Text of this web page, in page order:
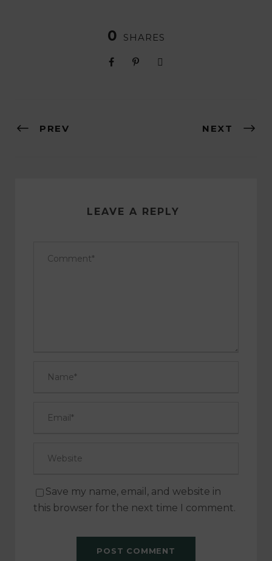
0 SHARES
PREV NEXT
LEAVE A REPLY
Save my name, email, and website in
this browser for the next time I comment.